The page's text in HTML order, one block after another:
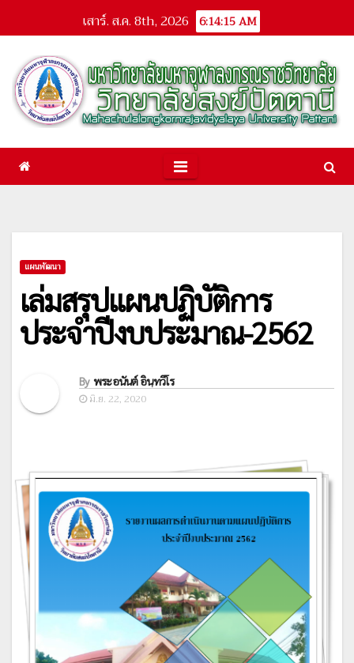
เสาร์. ส.ค. 8th, 2026 6:14:16 AM
แผนพัฒนา
เล่มสรุปแผนปฏิบัติการ
ประจำปีงบประมาณ-2562
By พระอนันต์ อินฺทวีโร
มิ.ย. 22, 2020